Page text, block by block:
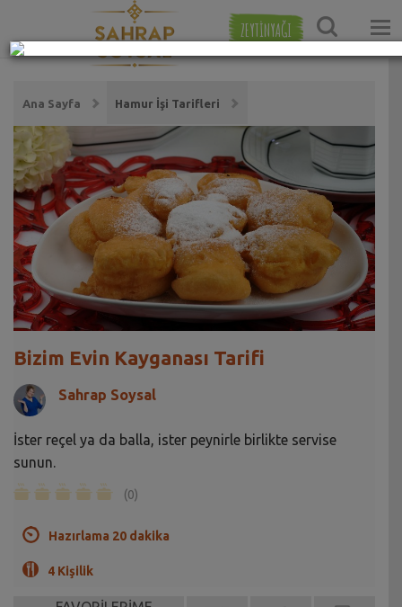
ZEYTİNYAĞI
Ana Sayfa Hamur İşi Tarifleri
Bizim Evin Kayganası Tarifi
Sahrap Soysal
İster reçel ya da balla, ister peynirle birlikte servise
sunun.
(0)
Hazırlama 20 dakika
4 Kişilik